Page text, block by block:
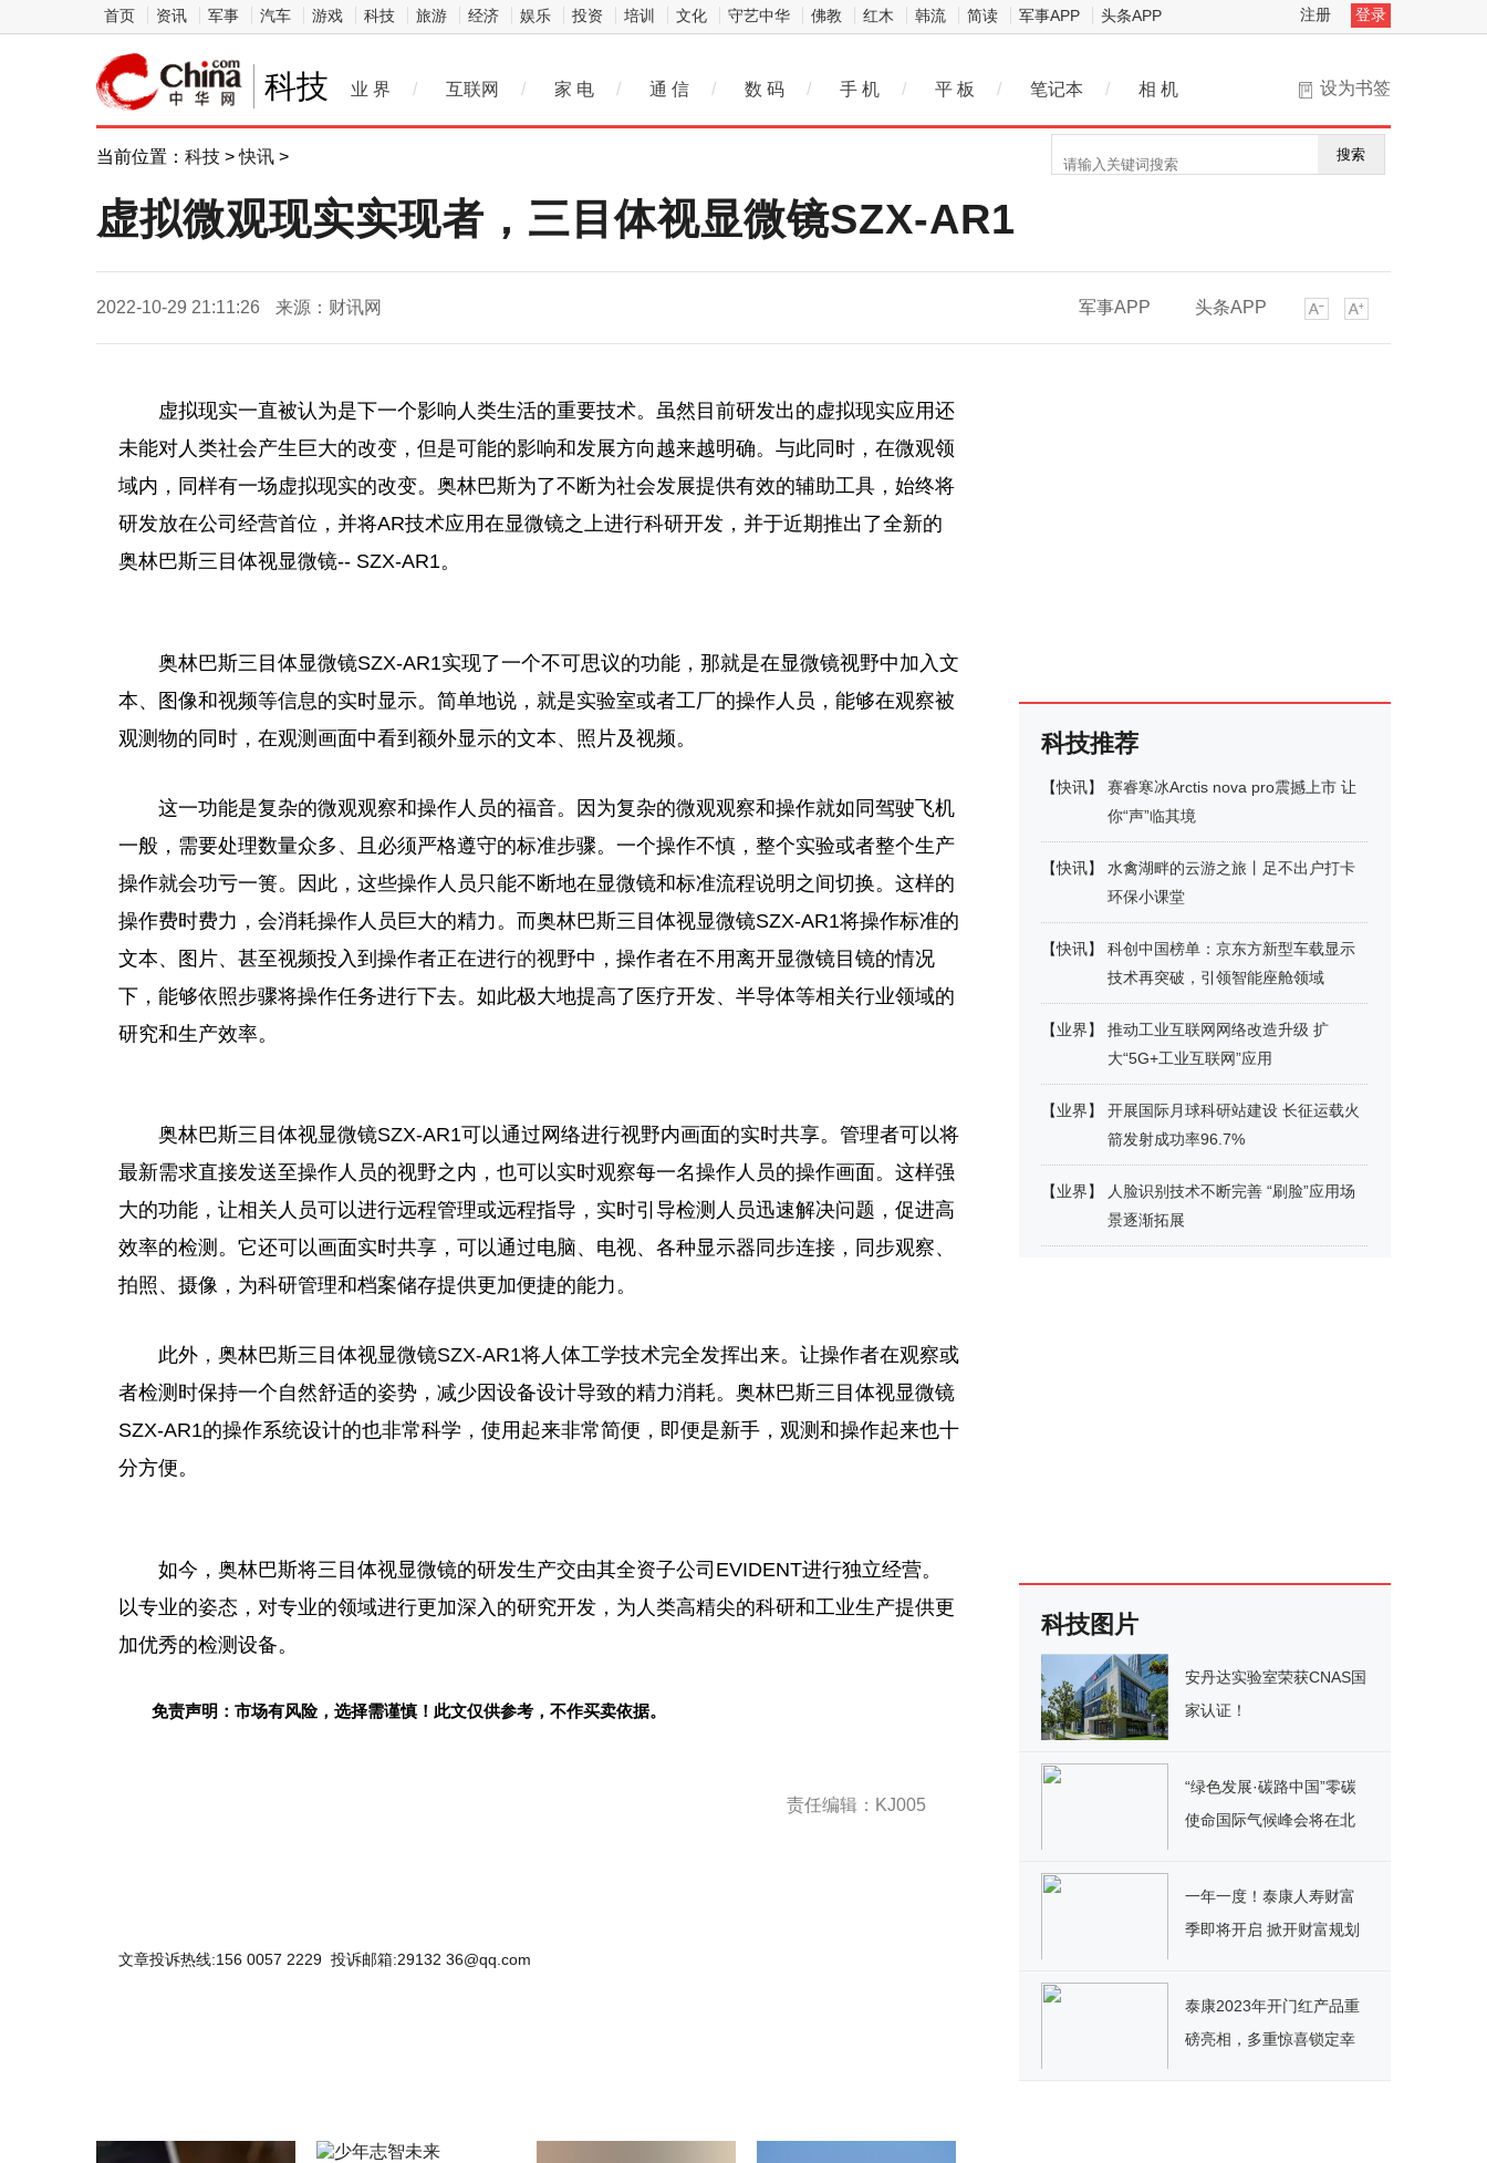
首页 资讯 军事 汽车 游戏 科技 旅游 经济 娱乐 投资 培训 文化 守艺中华 佛教 红木 韩流 简读 军事APP 头条APP 注册 登录
科技 设为书签
业 界 / 互联网 / 家 电 / 通 信 / 数 码 / 手 机 / 平 板 / 笔记本 / 相 机
当前位置： 科技 >快讯 > 搜索
虚拟微观现实实现者，三目体视显微镜SZX-AR1
2022-10-29 21:11:26 来源：财讯网 军事APP 头条APP
虚拟现实一直被认为是下一个影响人类生活的重要技术。虽然目前研发出的虚拟现实应用还
未能对人类社会产生巨大的改变，但是可能的影响和发展方向越来越明确。与此同时，在微观领
域内，同样有一场虚拟现实的改变。奥林巴斯为了不断为社会发展提供有效的辅助工具，始终将
研发放在公司经营首位，并将AR技术应用在显微镜之上进行科研开发，并于近期推出了全新的
奥林巴斯三目体视显微镜-- SZX-AR1。
奥林巴斯三目体显微镜SZX-AR1实现了一个不可思议的功能，那就是在显微镜视野中加入文
本、图像和视频等信息的实时显示。简单地说，就是实验室或者工厂的操作人员，能够在观察被
观测物的同时，在观测画面中看到额外显示的文本、照片及视频。
这一功能是复杂的微观观察和操作人员的福音。因为复杂的微观观察和操作就如同驾驶飞机
一般，需要处理数量众多、且必须严格遵守的标准步骤。一个操作不慎，整个实验或者整个生产
操作就会功亏一篑。因此，这些操作人员只能不断地在显微镜和标准流程说明之间切换。这样的
操作费时费力，会消耗操作人员巨大的精力。而奥林巴斯三目体视显微镜SZX-AR1将操作标准的
文本、图片、甚至视频投入到操作者正在进行的视野中，操作者在不用离开显微镜目镜的情况
下，能够依照步骤将操作任务进行下去。如此极大地提高了医疗开发、半导体等相关行业领域的
研究和生产效率。
奥林巴斯三目体视显微镜SZX-AR1可以通过网络进行视野内画面的实时共享。管理者可以将
最新需求直接发送至操作人员的视野之内，也可以实时观察每一名操作人员的操作画面。这样强
大的功能，让相关人员可以进行远程管理或远程指导，实时引导检测人员迅速解决问题，促进高
效率的检测。它还可以画面实时共享，可以通过电脑、电视、各种显示器同步连接，同步观察、
拍照、摄像，为科研管理和档案储存提供更加便捷的能力。
此外 ， 奥林巴斯三目体视显微镜SZX-AR1将人体工学技术完全发挥出来。让操作者在观察或
者检测时保持一个自然舒适的姿势，减少因设备设计导致的精力消耗。奥林巴斯三目体视显微镜
SZX-AR1的操作系统设计的也非常科学，使用起来非常简便，即便是新手，观测和操作起来也十
分方便。
如今，奥林巴斯将三目体视显微镜的研发生产交由其全资子公司 EVIDENT进行独立经营。
以专业的姿态，对专业的领域进行更加深入的研究开发，为人类高精尖的科研和工业生产提供更
加优秀的检测设备。
免责声明：市场有风险，选择需谨慎！此文仅供参考，不作买卖依据。
责任编辑：KJ005
文章投诉热线:156 0057 2229 投诉邮箱:29132 36@qq.com
科技推荐
【快讯】
赛睿寒冰Arctis nova pro震撼上市 让
你“声”临其境
【快讯】
水禽湖畔的云游之旅丨足不出户打卡
环保小课堂
【快讯】
科创中国榜单：京东方新型车载显示
技术再突破，引领智能座舱领域
【业界】
推动工业互联网网络改造升级 扩
大“5G+工业互联网”应用
【业界】
开展国际月球科研站建设 长征运载火
箭发射成功率96.7%
【业界】
人脸识别技术不断完善 “刷脸”应用场
景逐渐拓展
科技图片
安丹达实验室荣获CNAS国
家认证！
“绿色发展·碳路中国”零碳
使命国际气候峰会将在北
一年一度！泰康人寿财富
季即将开启 掀开财富规划
泰康2023年开门红产品重
磅亮相，多重惊喜锁定幸